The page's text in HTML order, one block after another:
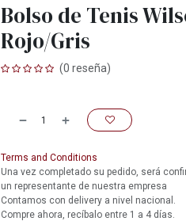
Bolso de Tenis
Rojo/Gris
(0 reseña)
Terms and Conditions
Una vez completado su pedido, será
un representante de nuestra empresa
Contamos con delivery a nivel nacional.
Compre ahora, recíbalo entre 1 a 4 días.